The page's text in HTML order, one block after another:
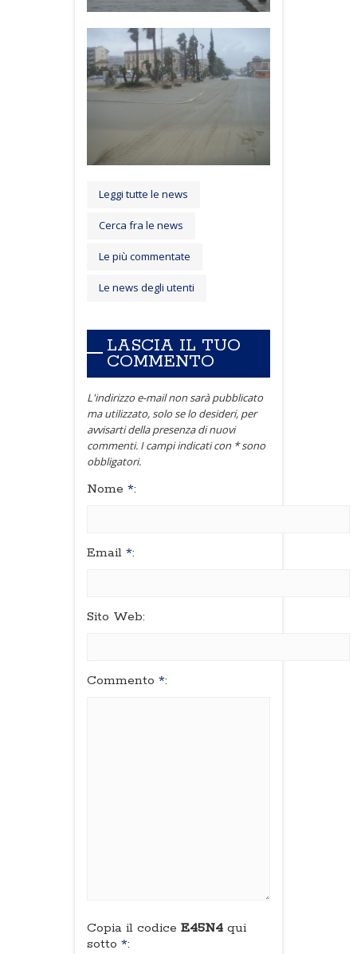
Leggi tutte le news
Cerca fra le news
Le più commentate
Le news degli utenti
LASCIA IL TUO
COMMENTO
L'indirizzo e-mail non sarà pubblicato
ma utilizzato, solo se lo desideri, per
avvisarti della presenza di nuovi
commenti. I campi indicati con * sono
obbligatori.
Nome *:
Email *:
Sito Web:
Commento *:
Copia il codice E45N4 qui
sotto *: